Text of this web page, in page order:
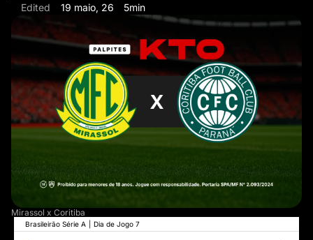
Edited
19 maio, 26
5min
Mirassol x Coritiba
Brasileirão Série A Dia de Jogo 7